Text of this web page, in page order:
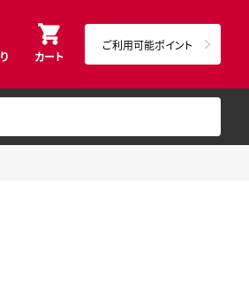
カート
ご利用可能ポイント